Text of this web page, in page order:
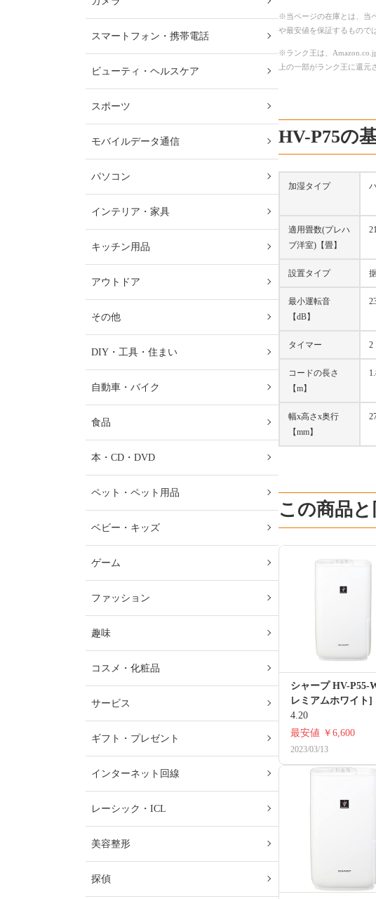
※当ページの在庫とは、当
や最安値を保証するもので
※ランク王は、
上の一部がランク王に還元
HV-P75の
加湿タイプ
適用畳数(プレハ
ブ洋室)【畳】
設置タイプ
最小運転音
【dB】
タイマー 2
コードの長さ
【m】
幅x高さx奥行
【mm】
この商品
シャープ HV-P55-
レミアムホワイト]
4.20
最安値 ￥6,600
2023/03/13
スマートフォン・携帯電話
ビューティ・ヘルスケア
スポーツ
モバイルデータ通信
パソコン
インテリア・家具
キッチン用品
アウトドア
その他
DIY・工具・住まい
自動車・バイク
食品
本・CD・DVD
ペット・ペット用品
ベビー・キッズ
ゲーム
ファッション
趣味
コスメ・化粧品
サービス
ギフト・プレゼント
インターネット回線
レーシック・ICL
美容整形
探偵